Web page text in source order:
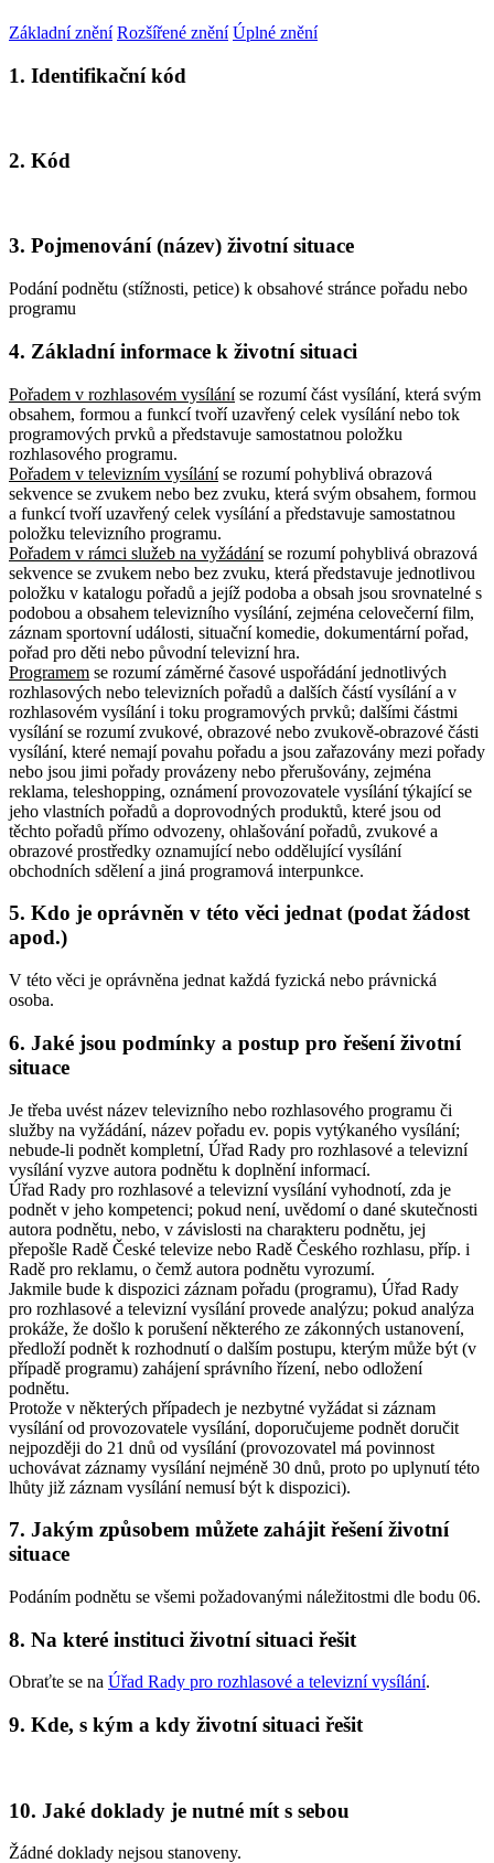
Základní znění Rozšířené znění Úplné znění
1. Identifikační kód
2. Kód
3. Pojmenování (název) životní situace
Podání podnětu (stížnosti, petice) k obsahové stránce pořadu nebo
programu
4. Základní informace k životní situaci
Pořadem v rozhlasovém vysíláníse rozumí část vysílání, která svým
obsahem, formou a funkcí tvoří uzavřený celek vysílání nebo tok
programových prvků a představuje samostatnou položku
rozhlasového programu.
Pořadem v televizním vysíláníse rozumí pohyblivá obrazová
sekvence se zvukem nebo bez zvuku, která svým obsahem, formou
a funkcí tvoří uzavřený celek vysílání a představuje samostatnou
položku televizního programu.
Pořadem v rámci služeb na vyžádáníse rozumí pohyblivá obrazová
sekvence se zvukem nebo bez zvuku, která představuje jednotlivou
položku v katalogu pořadů a jejíž podoba a obsah jsou srovnatelné s
podobou a obsahem televizního vysílání, zejména celovečerní film,
záznam sportovní události, situační komedie, dokumentární pořad,
pořad pro děti nebo původní televizní hra.
Programem se rozumí záměrné časové uspořádání jednotlivých
rozhlasových nebo televizních pořadů a dalších částí vysílání a v
rozhlasovém vysílání i toku programových prvků; dalšími částmi
vysílání se rozumí zvukové, obrazové nebo zvukově-obrazové části
vysílání, které nemají povahu pořadu a jsou zařazovány mezi pořady
nebo jsou jimi pořady provázeny nebo přerušovány, zejména
reklama, teleshopping, oznámení provozovatele vysílání týkající se
jeho vlastních pořadů a doprovodných produktů, které jsou od
těchto pořadů přímo odvozeny, ohlašování pořadů, zvukové a
obrazové prostředky oznamující nebo oddělující vysílání
obchodních sdělení a jiná programová interpunkce.
5. Kdo je oprávněn v této věci jednat (podat žádost
apod.)
V této věci je oprávněna jednat každá fyzická nebo právnická
osoba.
6. Jaké jsou podmínky a postup pro řešení životní
situace
Je třeba uvést název televizního nebo rozhlasového programu či
služby na vyžádání, název pořadu ev. popis vytýkaného vysílání;
nebude-li podnět kompletní, Úřad Rady pro rozhlasové a televizní
vysílání vyzve autora podnětu k doplnění informací.
Úřad Rady pro rozhlasové a televizní vysílání vyhodnotí, zda je
podnět v jeho kompetenci; pokud není, uvědomí o dané skutečnosti
autora podnětu, nebo, v závislosti na charakteru podnětu, jej
přepošle Radě České televize nebo Radě Českého rozhlasu, příp. i
Radě pro reklamu, o čemž autora podnětu vyrozumí.
Jakmile bude k dispozici záznam pořadu (programu), Úřad Rady
pro rozhlasové a televizní vysílání provede analýzu; pokud analýza
prokáže, že došlo k porušení některého ze zákonných ustanovení,
předloží podnět k rozhodnutí o dalším postupu, kterým může být (v
případě programu) zahájení správního řízení, nebo odložení
podnětu.
Protože v některých případech je nezbytné vyžádat si záznam
vysílání od provozovatele vysílání, doporučujeme podnět doručit
nejpozději do 21 dnů od vysílání (provozovatel má povinnost
uchovávat záznamy vysílání nejméně 30 dnů, proto po uplynutí této
lhůty již záznam vysílání nemusí být k dispozici).
7. Jakým způsobem můžete zahájit řešení životní
situace
Podáním podnětu se všemi požadovanými náležitostmi dle bodu 06.
8. Na které instituci životní situaci řešit
Obraťte se na Úřad Rady pro rozhlasové a televizní vysílání.
9. Kde, s kým a kdy životní situaci řešit
10. Jaké doklady je nutné mít s sebou
Žádné doklady nejsou stanoveny.